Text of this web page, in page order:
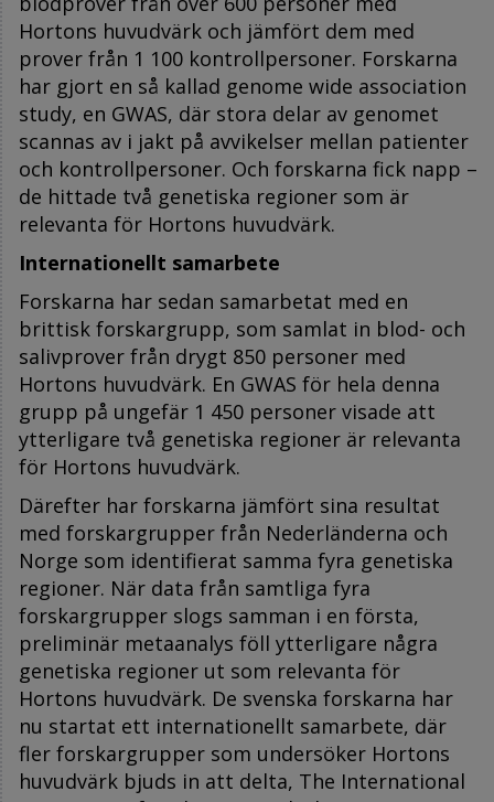
Hortons huvudvärk och jämfört dem med
prover från 1 100 kontrollpersoner. Forskarna
har gjort en så kallad genome wide association
study, en GWAS, där stora delar av genomet
scannas av i jakt på avvikelser mellan patienter
och kontrollpersoner. Och forskarna fick napp –
de hittade två genetiska regioner som är
relevanta för Hortons huvudvärk.
Internationellt samarbete
Forskarna har sedan samarbetat med en
brittisk forskargrupp, som samlat in blod- och
salivprover från drygt 850 personer med
Hortons huvudvärk. En GWAS för hela denna
grupp på ungefär 1 450 personer visade att
ytterligare två genetiska regioner är relevanta
för Hortons huvudvärk.
Därefter har forskarna jämfört sina resultat
med forskargrupper från Nederländerna och
Norge som identifierat samma fyra genetiska
regioner. När data från samtliga fyra
forskargrupper slogs samman i en första,
preliminär metaanalys föll ytterligare några
genetiska regioner ut som relevanta för
Hortons huvudvärk. De svenska forskarna har
nu startat ett internationellt samarbete, där
fler forskargrupper som undersöker Hortons
huvudvärk bjuds in att delta, The International